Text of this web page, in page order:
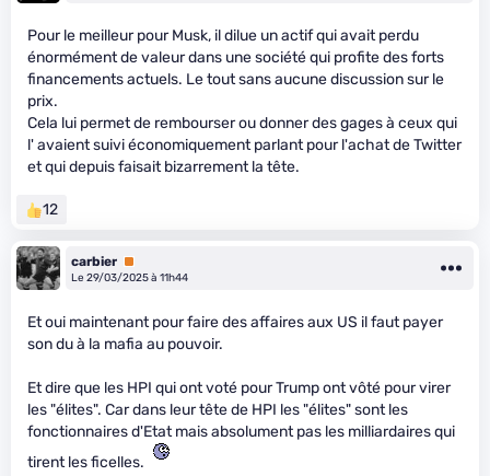
Pour le meilleur pour Musk, il dilue un actif qui avait perdu
énormément de valeur dans une société qui profite des forts
financements actuels. Le tout sans aucune discussion sur le
prix.
Cela lui permet de rembourser ou donner des gages à ceux qui
l' avaient suivi économiquement parlant pour l'achat de Twitter
et qui depuis faisait bizarrement la tête.
12
carbier Premium
Le 29/03/2025 à 11h44
Et oui maintenant pour faire des affaires aux US il faut payer
son du à la mafia au pouvoir.
Et dire que les HPI qui ont voté pour Trump ont vôté pour virer
les "élites". Car dans leur tête de HPI les "élites" sont les
fonctionnaires d'Etat mais absolument pas les milliardaires qui
tirent les ficelles.